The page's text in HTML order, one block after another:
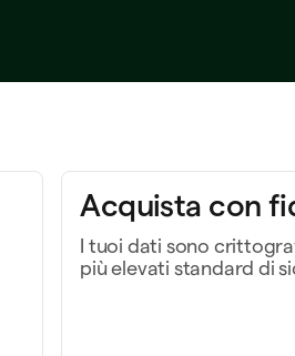
Acquista con
I tuoi dati sono
più elevati standard di